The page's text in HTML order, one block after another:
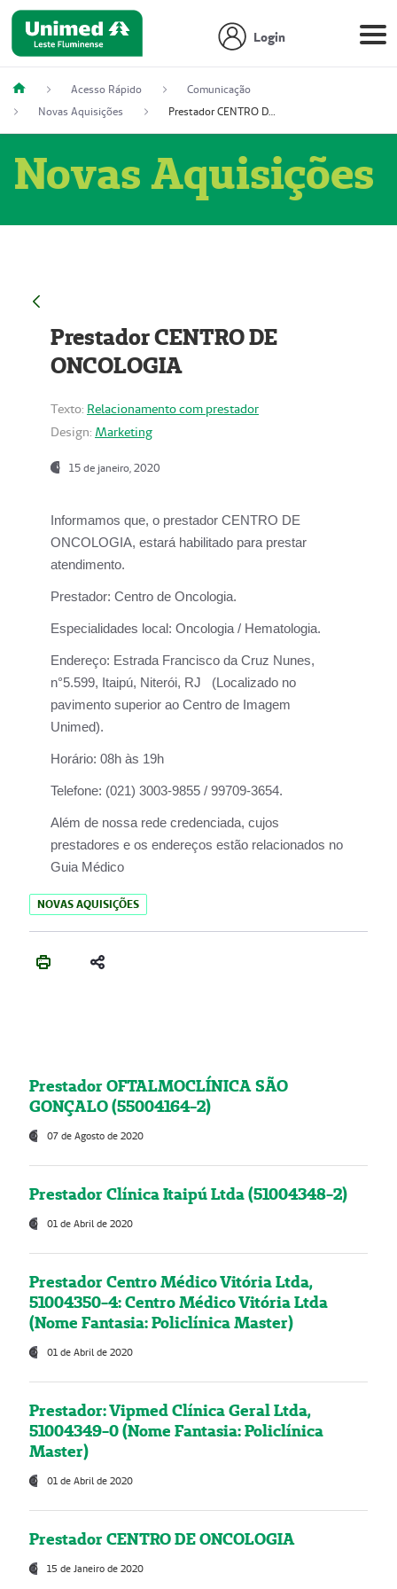
Login
Acesso Rápido
Comunicação
Novas Aquisições
Prestador CENTRO DE ONCOLOGIA
Novas Aquisições
Prestador CENTRO DE
ONCOLOGIA
Texto: Relacionamento com prestador
Design: Marketing
15 de janeiro, 2020
Informamos que, o prestador CENTRO DE
ONCOLOGIA, estará habilitado para prestar
atendimento.
Prestador: Centro de Oncologia.
Especialidades local: Oncologia / Hematologia.
Endereço: Estrada Francisco da Cruz Nunes,
n°5.599, Itaipú, Niterói, RJ (Localizado no
pavimento superior ao Centro de Imagem
Unimed).
Horário: 08h às 19h
Telefone: (021) 3003-9855 / 99709-3654.
Além de nossa rede credenciada, cujos
prestadores e os endereços estão relacionados no
Guia Médico
NOVAS AQUISIÇÕES
Prestador OFTALMOCLÍNICA SÃO
GONÇALO (55004164-2)
07 de Agosto de 2020
Prestador Clínica Itaipú Ltda (51004348-2)
01 de Abril de 2020
Prestador Centro Médico Vitória Ltda,
51004350-4: Centro Médico Vitória Ltda
(Nome Fantasia: Policlínica Master)
01 de Abril de 2020
Prestador: Vipmed Clínica Geral Ltda,
51004349-0 (Nome Fantasia: Policlínica
Master)
01 de Abril de 2020
Prestador CENTRO DE ONCOLOGIA
15 de Janeiro de 2020